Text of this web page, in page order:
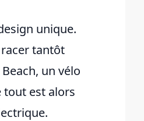
unique.
tantôt
un vélo
tout est alors